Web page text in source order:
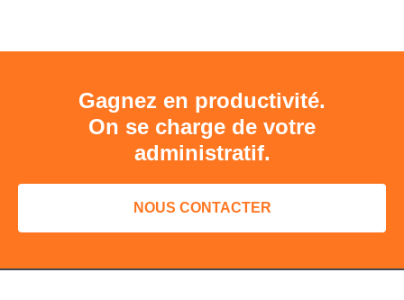
Gagnez en productivité.
On se charge de votre
administratif.
NOUS CONTACTER